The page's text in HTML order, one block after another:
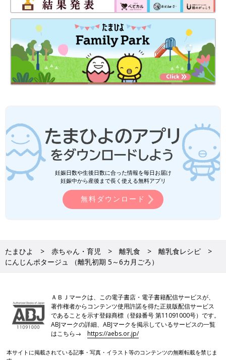
妊娠日数や生後日数に合った情報を毎日お届け
妊娠中から産後まで長く使える無料アプリ
無料ダウンロード
たまひよ 赤ちゃん・育児 離乳食
離乳食レシピ
にんじんポタージュ （離乳初期 5～6カ月ごろ）
ＡＢＪマークは、この電子書店・電子書籍配信サービスが、
著作権者からコンテンツ使用許諾を得た正規版配信サービス
であることを示す登録商標（登録番号 第11091000号）です。
ABJマークの詳細、ABJマークを掲示しているサービスの一覧
はこちら→https://aebs.or.jp/
本サイトに掲載されている記事・写真・イラスト等のコンテンツの無断転載を禁じま